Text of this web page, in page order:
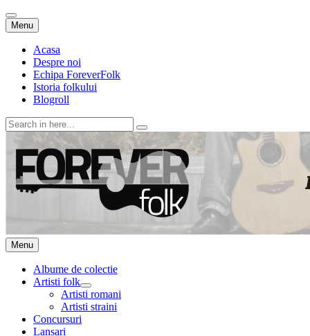
Menu Skip
to
content
Acasa
Despre noi
Echipa ForeverFolk
Istoria folkului
Blogroll
Search
for:
ForeverFolk
Muzica sufletului tau
Menu Skip
to
content
Albume de colectie
Artisti folk
expand
child
menu
Artisti romani
Artisti straini
Concursuri
Lansari